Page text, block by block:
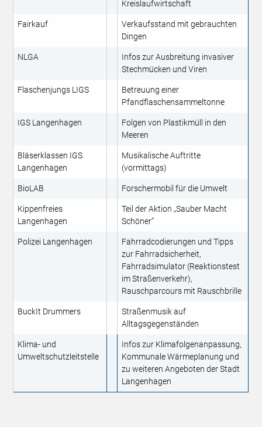
Kreislaufwirtschaft
Fairkauf
Verkaufsstand mit gebrauchten
Dingen
NLGA
Infos zur Ausbreitung invasiver
Stechmücken und Viren
Flaschenjungs LIGS
Betreuung einer
Pfandflaschensammeltonne
IGS Langenhagen
Folgen von Plastikmüll in den
Meeren
Bläserklassen IGS
Langenhagen
Musikalische Auftritte
(vormittags)
BioLAB Forschermobil für die Umwelt
Kippenfreies
Langenhagen
Teil der Aktion „Sauber Macht
Schöner“
Polizei Langenhagen
Fahrradcodierungen und Tipps
zur Fahrradsicherheit,
Fahrradsimulator (Reaktionstest
im Straßenverkehr),
Rauschparcours mit Rauschbrille
BuckIt Drummers
Straßenmusik auf
Alltagsgegenständen
Klima- und
Umweltschutzleitstelle
Infos zur Klimafolgenanpassung,
Kommunale Wärmeplanung und
zu weiteren Angeboten der Stadt
Langenhagen